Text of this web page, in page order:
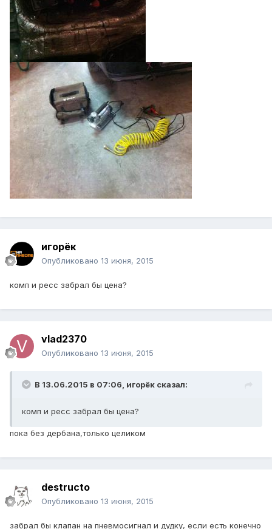
игорёк
Опубликовано 13 июня, 2015
комп и ресс забрал бы цена?
vlad2370
Опубликовано 13 июня, 2015
В 13.06.2015 в 07:06, игорёк сказал:
комп и ресс забрал бы цена?
пока без дербана,только целиком
destructo
Опубликовано 13 июня, 2015
забрал бы клапан на пневмосигнал и дудку, если есть конечно